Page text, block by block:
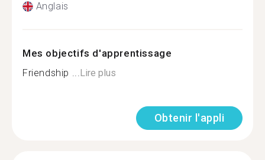
Anglais
Mes objectifs d'apprentissage
Friendship ...Lire plus
Obtenir l'appli